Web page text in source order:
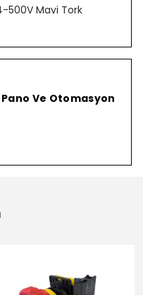
500V Mavi Tork
Ve Otomasyon